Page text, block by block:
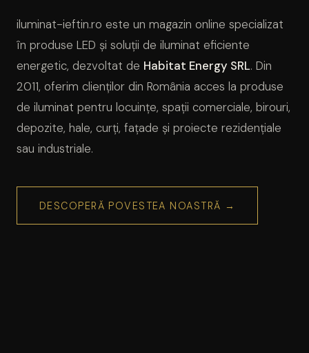
iluminat-ieftin.ro este un magazin online specializat
în produse LED și soluții de iluminat eficiente
energetic, dezvoltat de Habitat Energy SRL. Din
2011, oferim clienților din România acces la produse
de iluminat pentru locuințe, spații comerciale, birouri,
depozite, hale, curți, fațade și proiecte rezidențiale
sau industriale.
DESCOPERĂ POVESTEA NOASTRĂ →